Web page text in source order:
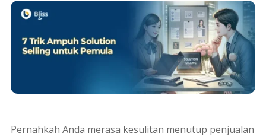
Pernahkah Anda merasa kesulitan menutup penjualan